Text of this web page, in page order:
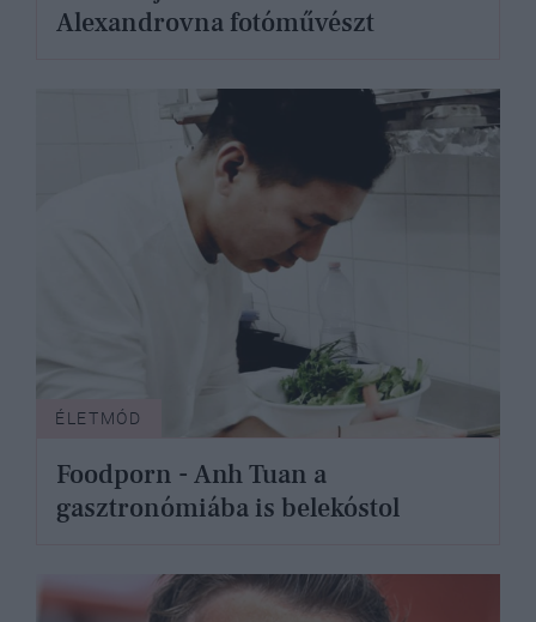
Alexandrovna fotóművészt
ÉLETMÓD
Foodporn - Anh Tuan a
gasztronómiába is belekóstol